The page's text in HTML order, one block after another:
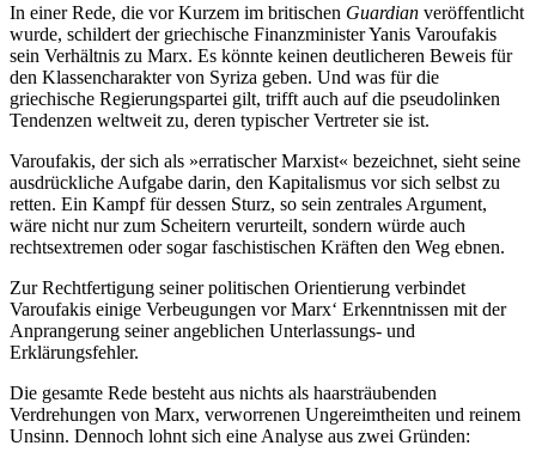
In einer Rede, die vor Kurzem im britischen Guardian veröffentlicht
wurde, schildert der griechische Finanzminister Yanis Varoufakis
sein Verhältnis zu Marx. Es könnte keinen deutlicheren Beweis für
den Klassencharakter von Syriza geben. Und was für die
griechische Regierungspartei gilt, trifft auch auf die pseudolinken
Tendenzen weltweit zu, deren typischer Vertreter sie ist.
Varoufakis, der sich als »erratischer Marxist« bezeichnet, sieht seine
ausdrückliche Aufgabe darin, den Kapitalismus vor sich selbst zu
retten. Ein Kampf für dessen Sturz, so sein zentrales Argument,
wäre nicht nur zum Scheitern verurteilt, sondern würde auch
rechtsextremen oder sogar faschistischen Kräften den Weg ebnen.
Zur Rechtfertigung seiner politischen Orientierung verbindet
Varoufakis einige Verbeugungen vor Marx‘ Erkenntnissen mit der
Anprangerung seiner angeblichen Unterlassungs- und
Erklärungsfehler.
Die gesamte Rede besteht aus nichts als haarsträubenden
Verdrehungen von Marx, verworrenen Ungereimtheiten und reinem
Unsinn. Dennoch lohnt sich eine Analyse aus zwei Gründen: